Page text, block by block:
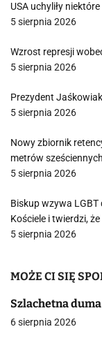
USA uchyliły
5 sierpnia 2026
Wzrost represji
5 sierpnia 2026
Prezydent
5 sierpnia 2026
Nowy zbiornik
metrów
5 sierpnia 2026
Biskup wzywa
Kościele i twierdzi,
5 sierpnia 2026
MOŻE CI SIĘ
Szlachetna
6 sierpnia 2026